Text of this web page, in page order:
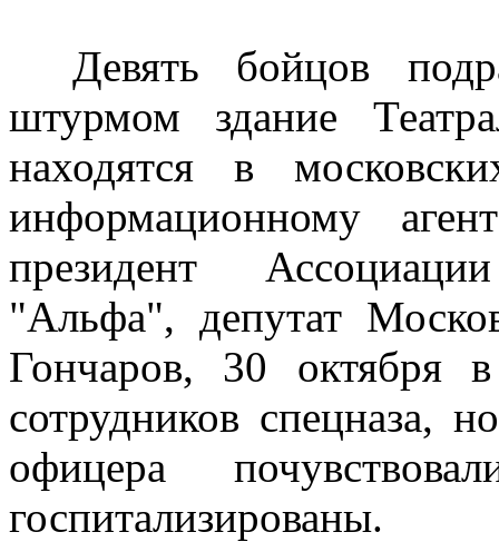
Девять бойцов
штурмом здание
находятся в
информационному
президент
"Альфа", депутат
Гончаров, 30 октября
сотрудников спецназа,
офицера
госпитализированы.